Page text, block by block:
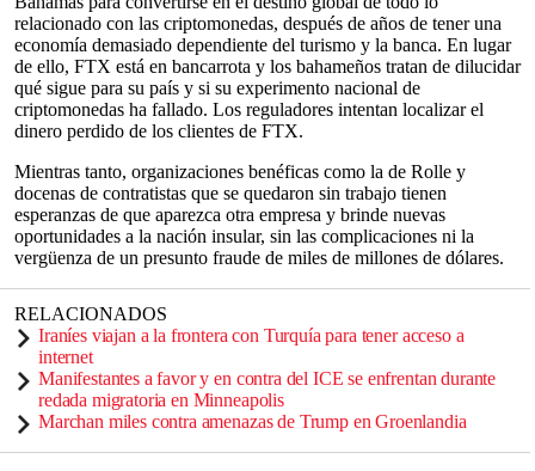
relacionado con las criptomonedas, después de años de tener una
economía demasiado dependiente del turismo y la banca. En lugar
de ello, FTX está en bancarrota y los bahameños tratan de dilucidar
qué sigue para su país y si su experimento nacional de
criptomonedas ha fallado. Los reguladores intentan localizar el
dinero perdido de los clientes de FTX.
Mientras tanto, organizaciones benéficas como la de Rolle y
docenas de contratistas que se quedaron sin trabajo tienen
esperanzas de que aparezca otra empresa y brinde nuevas
oportunidades a la nación insular, sin las complicaciones ni la
vergüenza de un presunto fraude de miles de millones de dólares.
RELACIONADOS
Iraníes viajan a la frontera con Turquía para tener acceso a
internet
Manifestantes a favor y en contra del ICE se enfrentan durante
redada migratoria en Minneapolis
Marchan miles contra amenazas de Trump en Groenlandia